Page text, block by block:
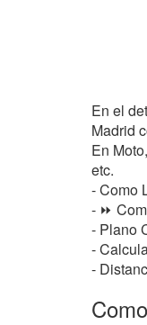
En el
Madrid
En
etc.
- Como
- ⏩
- Plano
-
-